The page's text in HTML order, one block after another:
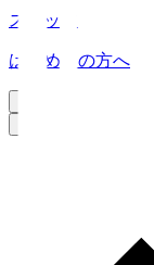
スタッツ
はじめての方へ